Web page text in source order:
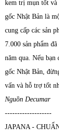
kem trị mụn tốt
gốc Nhật Bản là
cung cấp các sản
7.000 sản phẩm
năm qua. Nếu bạn
gốc Nhật Bản,
vấn và hỗ trợ tốt
Nguồn Decumar
-------------------
JAPANA -